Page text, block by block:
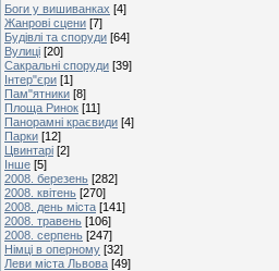
Боги у вишиванках [4]
Жанрові сцени [7]
Будівлі та споруди [64]
Вулиці [20]
Сакральні споруди [39]
Інтер"єри [1]
Пам"ятники [8]
Площа Ринок [11]
Панорамні краєвиди [4]
Парки [12]
Цвинтарі [2]
Інше [5]
2008. березень [282]
2008. квітень [270]
2008. день міста [141]
2008. травень [106]
2008. серпень [247]
Німці в оперному [32]
Леви міста Львова [49]